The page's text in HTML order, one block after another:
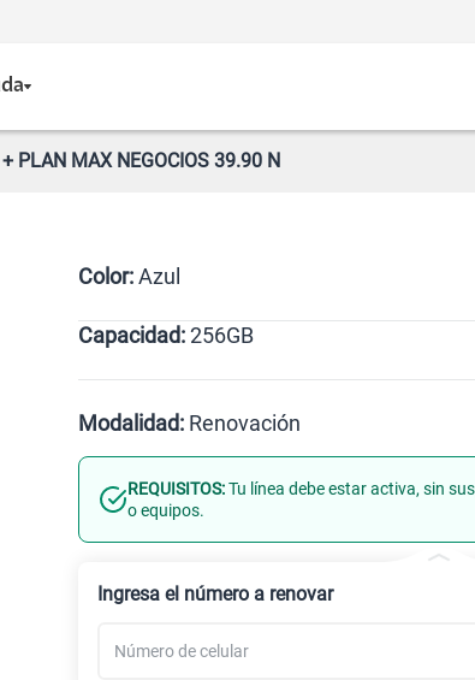
PLAN MAX NEGOCIOS 39.90 N
Color:Azul
Azul
Capacidad:256GB
Modalidad: Renovación
Línea Nueva Portabilidad
REQUISITOS:Tu línea debe estar activa, sin
o equipos.
Ingresa el número a renovar